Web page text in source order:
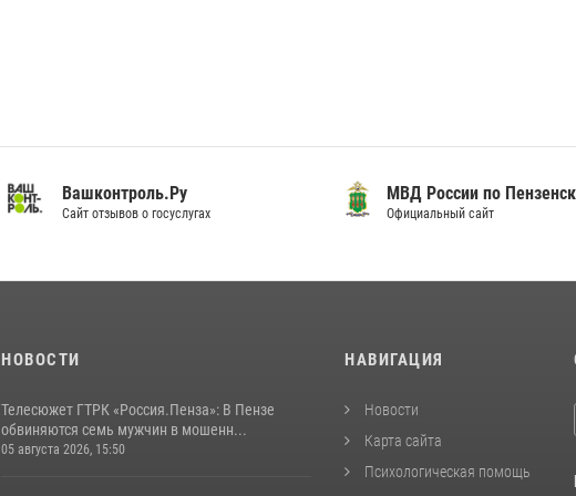
Вашконтроль.Ру
Сайт отзывов о госуслугах
МВД России по
Официальный сайт
НОВОСТИ
Телесюжет ГТРК «Россия.Пенза»: В Пензе
обвиняются семь мужчин в мошенн...
05 августа 2026, 15:50
НАВИГАЦИЯ
Новости
Карта сайта
Психологическая помощь